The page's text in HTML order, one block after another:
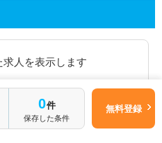
人を表示します
してみる
0件
保存した条件
無料登録